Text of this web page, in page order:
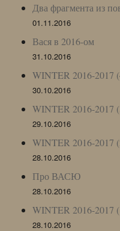
Два фрагмента из
01.11.2016
Вася в 2016-ом
31.10.2016
WINTER 2016-2017
30.10.2016
WINTER 2016-2017
29.10.2016
WINTER 2016-2017
28.10.2016
Про ВАСЮ
28.10.2016
WINTER 2016-2017
28.10.2016